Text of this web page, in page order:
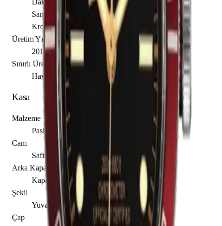
Dakika
Saniye
Kronometre
Üretim Yılı
2018
Sınırlı Üretim
Hayır
Kasa
Malzeme
Paslanmaz Çelik
Cam
Safir
Arka Kapak
Kapalı
Şekil
Yuvarlak
Çap